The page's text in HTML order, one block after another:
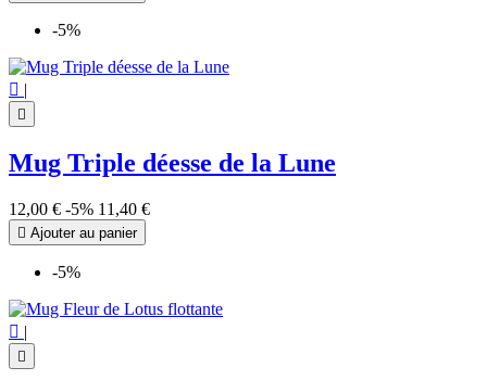
-5%
 |

Mug Triple déesse de la Lune
12,00 € -5% 11,40 €
 Ajouter au panier
-5%
 |
